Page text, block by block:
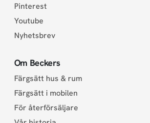
Pinterest
Youtube
Nyhetsbrev
Om Beckers
Färgsätt hus & rum
Färgsätt i mobilen
För återförsäljare